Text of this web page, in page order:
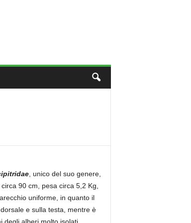
, unico del suo genere,
90 cm, pesa circa 5,2 Kg,
uniforme, in quanto il
e sulla testa, mentre è